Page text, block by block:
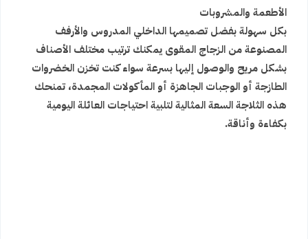
الأطعمة والمشروبات
بكل سهولة بفضل تصميمها الداخلي المدروس والأرفف
المصنوعة من الزجاج المقوى يمكنك ترتيب مختلف الأصناف
بشكل مريح والوصول إليها بسرعة سواء كنت تخزن الخضروات
الطازجة أو الوجبات الجاهزة أو المأكولات المجمدة، تمنحك
هذه الثلاجة السعة المثالية لتلبية احتياجات العائلة اليومية
بكفاءة وأناقة.